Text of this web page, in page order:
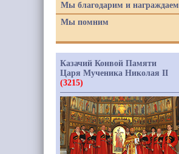
Мы благодарим и награждаем
Мы помним
Казачий Конвой Памяти
Царя Мученика Николая II
(3215)